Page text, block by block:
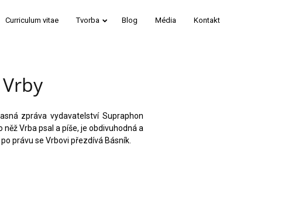
Curriculum vitae Tvorba Blog Média Kontakt
zpráva vydavatelství Supraphon
Vrba psal a píše, je obdivuhodná a
právu se Vrbovi přezdívá Básník.